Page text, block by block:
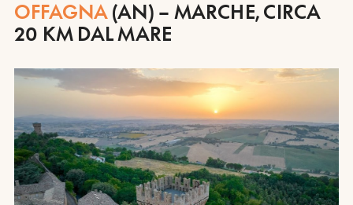
OFFAGNA (AN) – MARCHE, CIRCA
20 KM DAL MARE